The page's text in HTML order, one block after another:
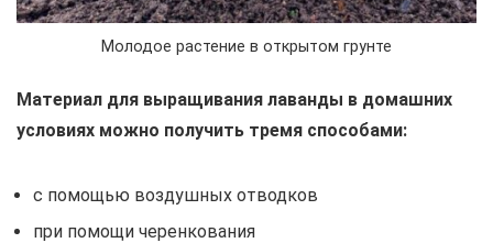
Молодое растение в открытом грунте
Материал для выращивания лаванды в домашних
условиях можно получить тремя способами:
с помощью воздушных отводков
при помощи черенкования